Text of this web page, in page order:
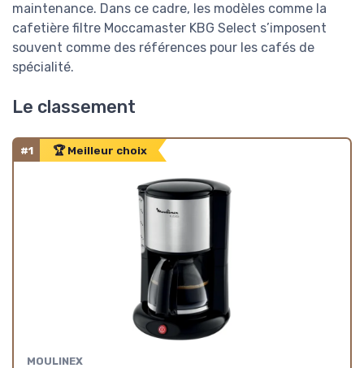
maintenance. Dans ce cadre, les modèles comme la
cafetière filtre Moccamaster KBG Select s’imposent
souvent comme des références pour les cafés de
spécialité.
Le classement
#1 🏆 Meilleur choix
‎MOULINEX